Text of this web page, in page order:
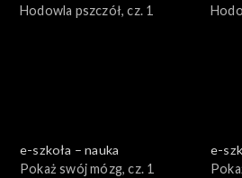
Hodowla pszczół, cz. 1
e-szkoła – nauka
Pokaż swój mózg, cz. 1
e-